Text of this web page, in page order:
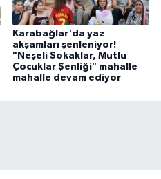
Karabağlar'da yaz
akşamları şenleniyor!
"Neşeli Sokaklar, Mutlu
Çocuklar Şenliği" mahalle
mahalle devam ediyor